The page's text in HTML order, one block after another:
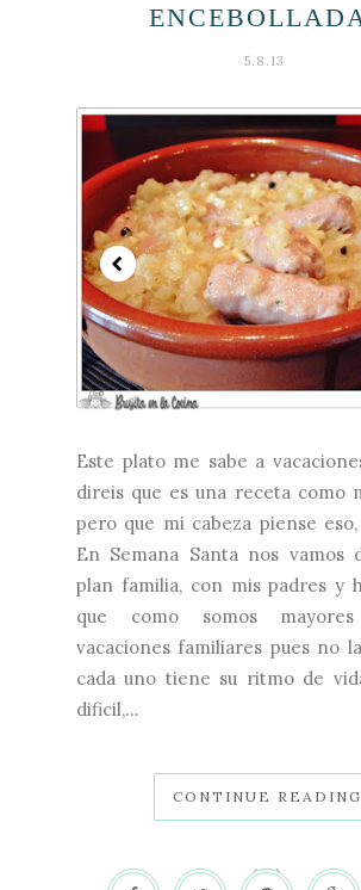
5.8.13
Este plato me sabe a
direis que es una receta como
pero que mi cabeza piense
En Semana Santa nos vamos
plan familia, con mis padres y
que como somos
vacaciones familiares pues no
cada uno tiene su ritmo de
dificil,...
CONTINUE READING